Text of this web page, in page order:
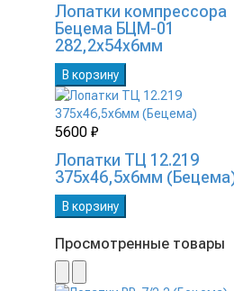
Лопатки компрессора
Бецема БЦМ-01
282,2х54х6мм
В корзину
5600 ₽
Лопатки ТЦ 12.219
375х46,5х6мм
В корзину
Просмотренные товары